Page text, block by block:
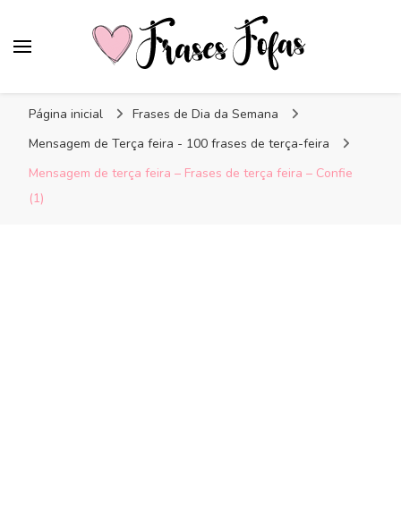
Página inicial
Frases de Dia da Semana
Mensagem de Terça feira - 100 frases de terça-feira
Mensagem de terça feira – Frases de terça feira – Confie
(1)